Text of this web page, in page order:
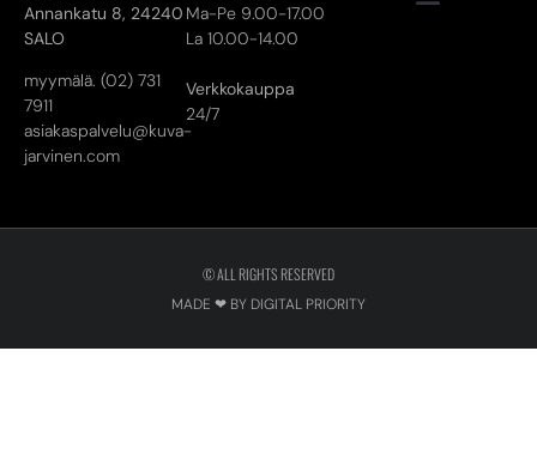
Annankatu 8, 24240
SALO
myymälä. (02) 731
7911
asiakaspalvelu@kuva-
jarvinen.com
Ma-Pe 9.00-17.00
La 10.00-14.00
Verkkokauppa
24/7
© ALL RIGHTS RESERVED
MADE ❤ BY DIGITAL PRIORITY